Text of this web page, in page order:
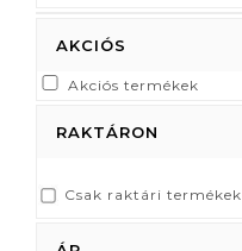
AKCIÓS
Akciós termékek
RAKTÁRON
Csak raktári termékek